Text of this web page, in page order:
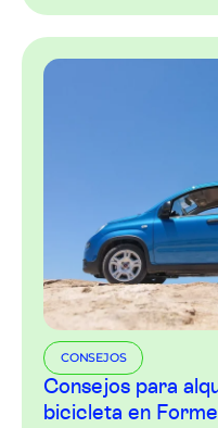
CONSEJOS
Consejos para
bicicleta en